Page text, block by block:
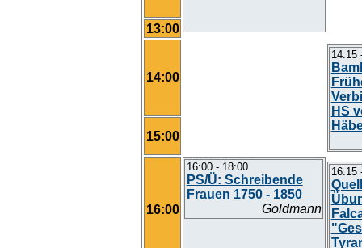
13:00
14:00
14:15
HS
15:00
16:00
16:00 - 18:00
PS/Ü: Schreibende
Frauen 1750 - 1850
Goldmann
16:15